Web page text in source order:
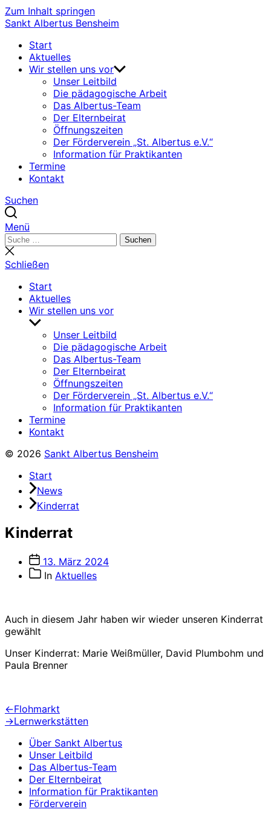
Zum Inhalt springen
Sankt Albertus Bensheim
Start
Aktuelles
Wir stellen uns vor
Unser Leitbild
Die pädagogische Arbeit
Das Albertus-Team
Der Elternbeirat
Öffnungszeiten
Der Förderverein „St. Albertus e.V.“
Information für Praktikanten
Termine
Kontakt
Suchen
Menü
Suchen
nach:
Suchen
Suche
schließen
Schließen
Start
Aktuelles
Wir stellen uns vor
Untermenü
anzeigenUnser Leitbild
Die pädagogische Arbeit
Das Albertus-Team
Der Elternbeirat
Öffnungszeiten
Der Förderverein „St. Albertus e.V.“
Information für Praktikanten
Termine
Kontakt
© 2026 Sankt Albertus Bensheim
Start
News
Kinderrat
Kinderrat
Veröffentlichungsdatum
13. März 2024
Beitragskategorien
In Aktuelles
Auch in diesem Jahr haben wir wieder unseren Kinderrat
gewählt
Unser Kinderrat: Marie Weißmüller, David Plumbohm und
Paula Brenner
Beitragsnavigation
←Vorheriger
Beitrag:
Flohmarkt
→Nächster
Lernwerkstätten
Über Sankt Albertus
Unser Leitbild
Das Albertus-Team
Der Elternbeirat
Information für Praktikanten
Förderverein